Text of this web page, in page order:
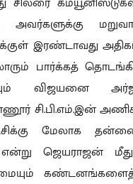
இரண்டாவது
பார்க்கத்
விஜயனை
சி.பி.எம்.இன்
மேலாக
என்று ஜெயராஜன்
கண்டனங்களைத்